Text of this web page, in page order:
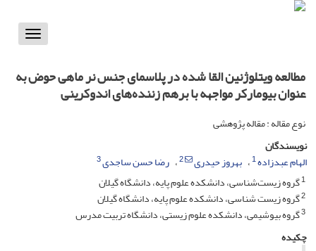
Toggle
مطالعه ویتلوژنین القا شده در پلاسمای جنس نر ماهی حوض به
عنوان بیومارکر مواجهه با برهم زننده‌های اندوکرینی
نوع مقاله : مقاله پژوهشی
نویسندگان
الهام عبدزاده1 بهروز حیدری 2 رضا حسن ساجدی3
1گروه زیست‌شناسی، دانشکده علوم پایه، دانشگاه گیلان
2گروه زیست شناسی، دانشکده علوم پایه، دانشگاه گیلان
3گروه بیوشیمی، دانشکده علوم زیستی، دانشگاه تربیت مدرس
چکیده